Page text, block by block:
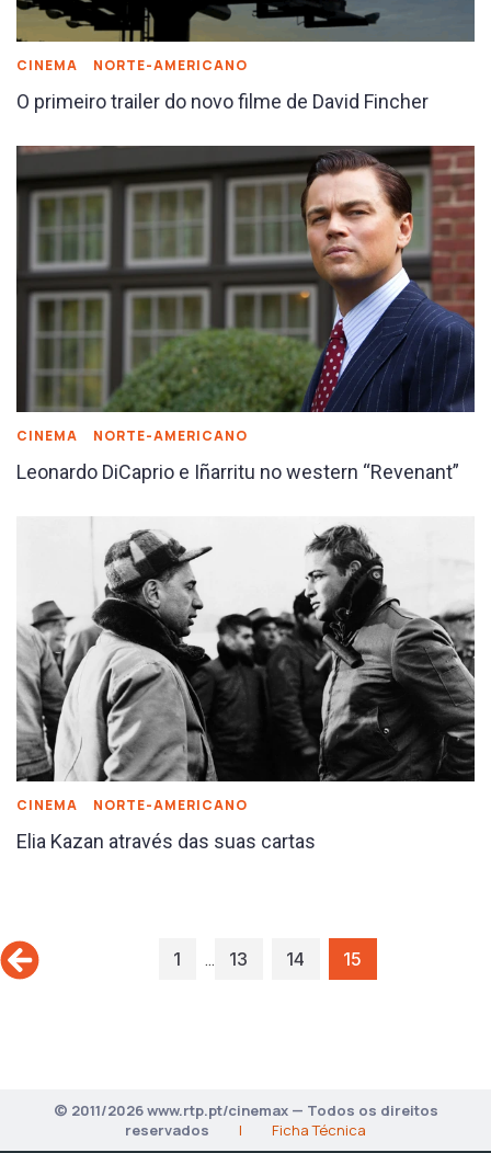
CINEMA NORTE-AMERICANO
O primeiro trailer do novo filme de David Fincher
CINEMA NORTE-AMERICANO
Leonardo DiCaprio e Iñarritu no western “Revenant”
CINEMA NORTE-AMERICANO
Elia Kazan através das suas cartas
1 … 13 14 15
© 2011/2026 www.rtp.pt/cinemax — Todos os direitos
reservados
| Ficha Técnica